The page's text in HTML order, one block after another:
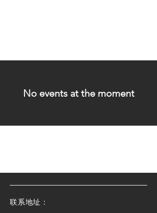
No events at the moment
​联系地址：